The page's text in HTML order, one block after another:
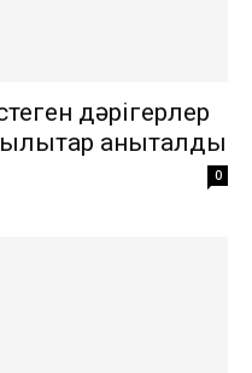
дәрігерлер
анықталды
0